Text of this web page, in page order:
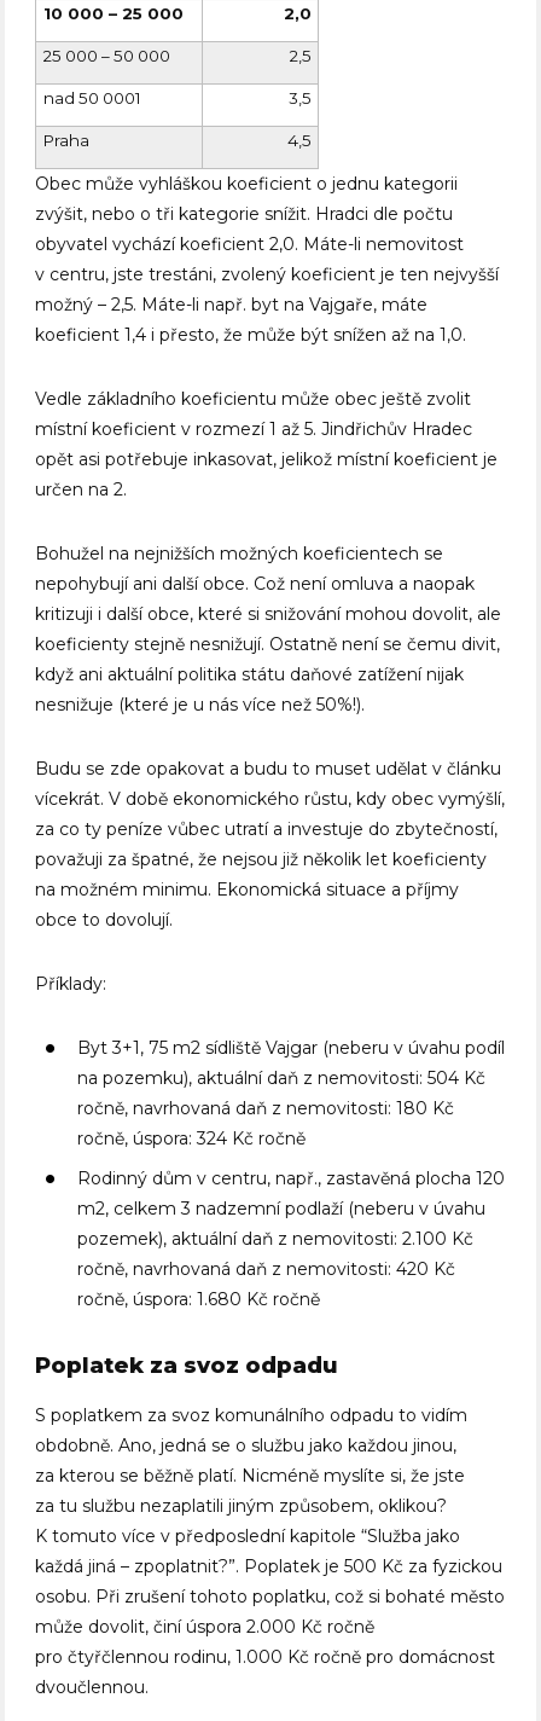
10 000 – 25 000 2,0
25 000 – 50 000 2,5
nad 50 0001 3,5
Praha 4,5
Obec může vyhláškou koeficient o jednu kategorii
zvýšit, nebo o tři kategorie snížit. Hradci dle počtu
obyvatel vychází koeficient 2,0. Máte-li nemovitost
v centru, jste trestáni, zvolený koeficient je ten nejvyšší
možný – 2,5. Máte-li např. byt na Vajgaře, máte
koeficient 1,4 i přesto, že může být snížen až na 1,0.
Vedle základního koeficientu může obec ještě zvolit
místní koeficient v rozmezí 1 až 5. Jindřichův Hradec
opět asi potřebuje inkasovat, jelikož místní koeficient je
určen na 2.
Bohužel na nejnižších možných koeficientech se
nepohybují ani další obce. Což není omluva a naopak
kritizuji i další obce, které si snižování mohou dovolit, ale
koeficienty stejně nesnižují. Ostatně není se čemu divit,
když ani aktuální politika státu daňové zatížení nijak
nesnižuje (které je u nás více než 50%!).
Budu se zde opakovat a budu to muset udělat v článku
vícekrát. V době ekonomického růstu, kdy obec vymýšlí,
za co ty peníze vůbec utratí a investuje do zbytečností,
považuji za špatné, že nejsou již několik let koeficienty
na možném minimu. Ekonomická situace a příjmy
obce to dovolují.
Příklady:
Byt 3+1, 75 m2 sídliště Vajgar (neberu v úvahu podíl
na pozemku), aktuální daň z nemovitosti: 504 Kč
ročně, navrhovaná daň z nemovitosti: 180 Kč
ročně, úspora: 324 Kč ročně
Rodinný dům v centru, např., zastavěná plocha 120
m2, celkem 3 nadzemní podlaží (neberu v úvahu
pozemek), aktuální daň z nemovitosti: 2.100 Kč
ročně, navrhovaná daň z nemovitosti: 420 Kč
ročně, úspora: 1.680 Kč ročně
Poplatek za svoz odpadu
S poplatkem za svoz komunálního odpadu to vidím
obdobně. Ano, jedná se o službu jako každou jinou,
za kterou se běžně platí. Nicméně myslíte si, že jste
za tu službu nezaplatili jiným způsobem, oklikou?
K tomuto více v předposlední kapitole “Služba jako
každá jiná – zpoplatnit?”. Poplatek je 500 Kč za fyzickou
osobu. Při zrušení tohoto poplatku, což si bohaté město
může dovolit, činí úspora 2.000 Kč ročně
pro čtyřčlennou rodinu, 1.000 Kč ročně pro domácnost
dvoučlennou.